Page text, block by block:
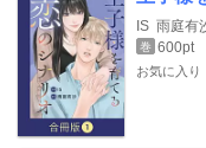
IS 雨庭有
巻 600pt
お気に入り